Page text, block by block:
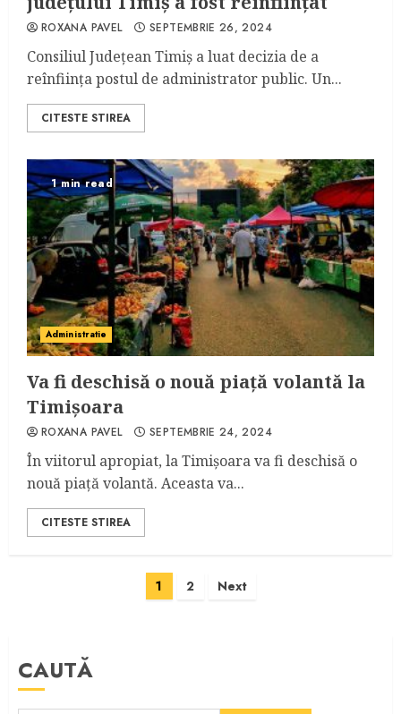
ROXANA PAVEL SEPTEMBRIE 26, 2024
Consiliul Județean Timiș a luat decizia de a
reînființa postul de administrator public. Un...
CITESTE STIREA
1 min read
Administratie
Va fi deschisă o nouă piață volantă la
Timișoara
ROXANA PAVEL SEPTEMBRIE 24, 2024
În viitorul apropiat, la Timișoara va fi deschisă o
nouă piață volantă. Aceasta va...
CITESTE STIREA
Paginație
1 2 Next
CAUTĂ